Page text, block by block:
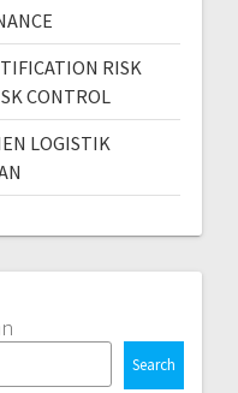
RISK
CONTROL
LOGISTIK
Search